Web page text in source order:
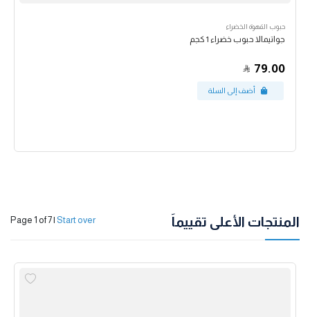
حبوب القهوة الخضراء
جواتيمالا حبوب خضراء 1 كجم
79.00
المنتجات الأعلى تقييماً Page 1 of 7| Start over